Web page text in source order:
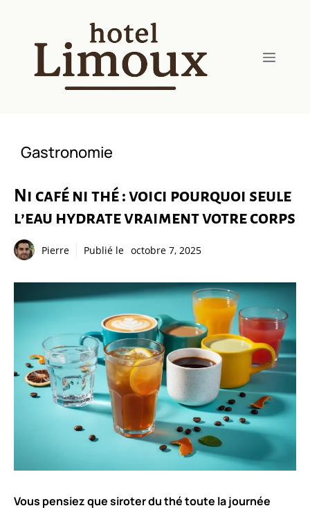
contenu
Menu
Gastronomie
Ni café ni thé : voici pourquoi seule
l’eau hydrate vraiment votre corps
Pierre Publié le octobre 7, 2025
Vous pensiez que siroter du thé toute la journée